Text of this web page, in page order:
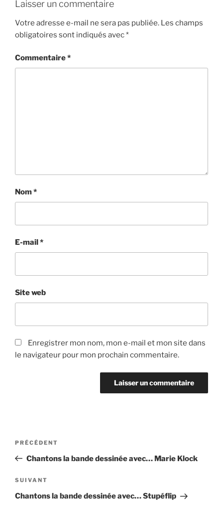
Laisser un commentaire
Votre adresse e-mail ne sera pas publiée. Les champs
obligatoires sont indiqués avec*
Commentaire*
Nom*
E-mail*
Site web
Enregistrer mon nom, mon e-mail et mon site dans
le navigateur pour mon prochain commentaire.
Navigation
l’article
Article
précédent
PRÉCÉDENT
Chantons la bande dessinée avec… Marie Klock
Article
suivant
SUIVANT
Chantons la bande dessinée avec… Stupéflip